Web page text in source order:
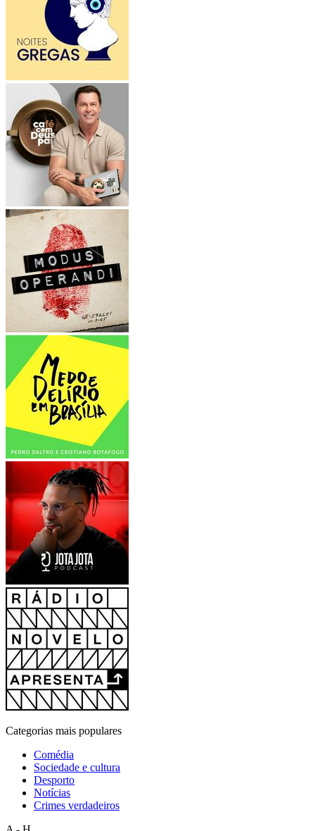
Categorias mais populares
Comédia
Sociedade e cultura
Desporto
Notícias
Crimes verdadeiros